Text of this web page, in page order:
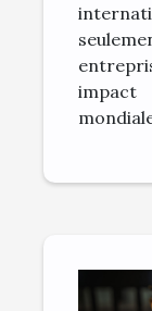
impact